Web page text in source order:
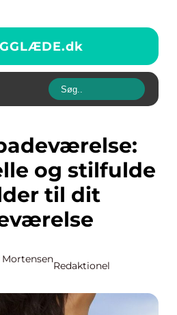
dk
og stilfulde
til dit
Mortensen
Redaktionel